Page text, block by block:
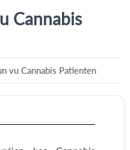
Cannabis
vu Cannabis Patienten